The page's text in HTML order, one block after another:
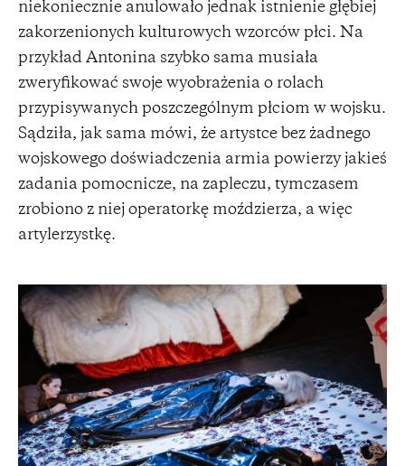
niekoniecznie anulowało jednak istnienie głębiej
zakorzenionych kulturowych wzorców płci. Na
przykład Antonina szybko sama musiała
zweryfikować swoje wyobrażenia o rolach
przypisywanych poszczególnym płciom w wojsku.
Sądziła, jak sama mówi, że artystce bez żadnego
wojskowego doświadczenia armia powierzy jakieś
zadania pomocnicze, na zapleczu, tymczasem
zrobiono z niej operatorkę moździerza, a więc
artylerzystkę.